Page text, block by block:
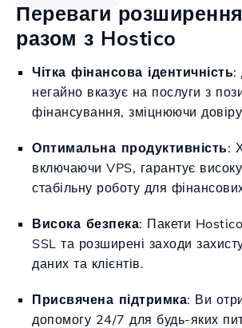
Переваги
разом з Hostico
Чітка фінансова ідентичність:
негайно вказує на послуги з
фінансування, зміцнюючи
Оптимальна продуктивність:
включаючи VPS, гарантує високу
стабільну роботу для
Висока безпека: Пакети
SSL та розширені заходи
даних та клієнтів.
Присвячена підтримка: Ви
допомогу 24/7 для будь-яких